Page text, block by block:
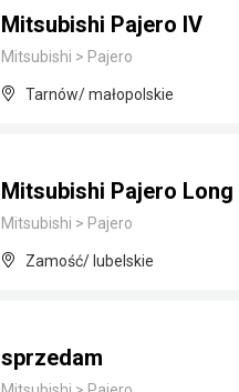
Mitsubishi Pajero IV
Mitsubishi > Pajero
Tarnów/ małopolskie
Mitsubishi Pajero Long
Mitsubishi > Pajero
Zamość/ lubelskie
sprzedam